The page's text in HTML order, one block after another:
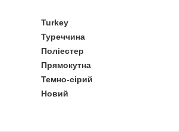
Turkey
Туреччина
Поліестер
Прямокутна
Темно-сірий
Новий